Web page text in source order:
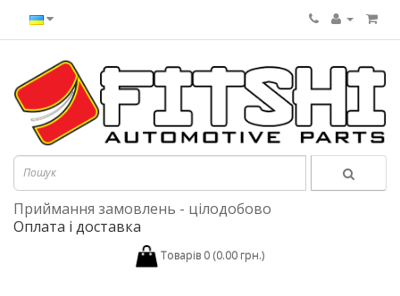
Приймання замовлень - цілодобово
Оплата і доставка
Товарів 0 (0.00 грн.)